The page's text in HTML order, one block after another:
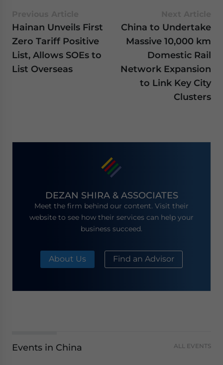
Hainan Unveils First
Zero Tariff Positive
List, Allows SOEs to
List Overseas
China to Undertake
Massive 10,000 km
Domestic Rail
Network Expansion
to Link Key City
Clusters
DEZAN SHIRA & ASSOCIATES
Meet the firm behind our content. Visit their
website to see how their services can help your
business succeed.
About Us Find an Advisor
Events in China ALL EVENTS